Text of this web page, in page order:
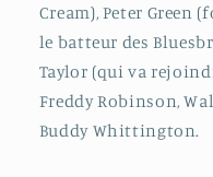
Cream), Peter Green
le batteur des
Taylor (qui va
Freddy Robinson,
Buddy Whittington.